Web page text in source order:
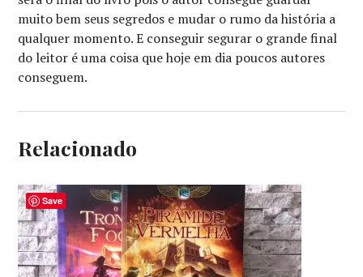
muito bem seus segredos e mudar o rumo da história a
qualquer momento. E conseguir segurar o grande final
do leitor é uma coisa que hoje em dia poucos autores
conseguem.
Relacionado
Save